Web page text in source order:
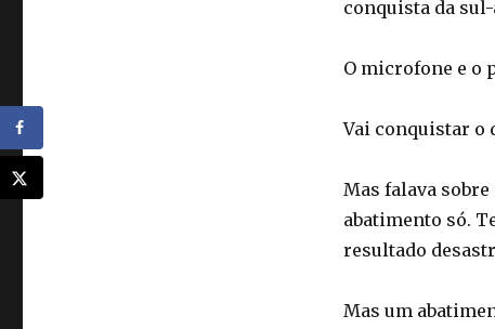
conquista da
O microfone e o
Vai conquistar o
Mas falava sobre
abatimento só.
resultado
Mas um